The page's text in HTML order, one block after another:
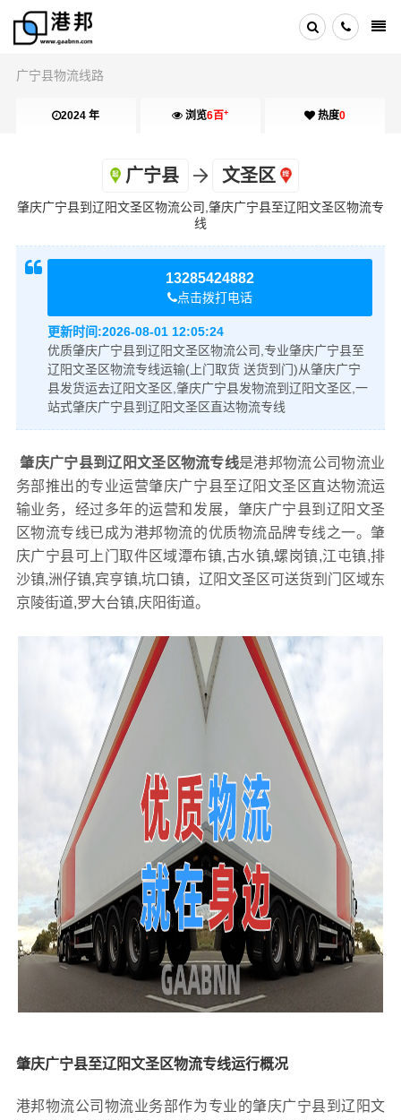
广宁县物流线路
2024 年 浏览6百+ 热度0
广宁县 文圣区
肇庆广宁县到辽阳文圣区物流公司,肇庆广宁县至辽阳文圣区物流专
线
13285424882
点击拨打电话
更新时间:2026-08-01 12:05:24
优质肇庆广宁县到辽阳文圣区物流公司,专业肇庆广宁县至
辽阳文圣区物流专线运输(上门取货 送货到门)从肇庆广宁
县发货运去辽阳文圣区,肇庆广宁县发物流到辽阳文圣区,一
站式肇庆广宁县到辽阳文圣区直达物流专线
肇庆广宁县到辽阳文圣区物流专线是港邦物流公司物流业
务部推出的专业运营肇庆广宁县至辽阳文圣区直达物流运
输业务，经过多年的运营和发展，肇庆广宁县到辽阳文圣
区物流专线已成为港邦物流的优质物流品牌专线之一。肇
庆广宁县可上门取件区域潭布镇,古水镇,螺岗镇,江屯镇,排
沙镇,洲仔镇,宾亨镇,坑口镇，辽阳文圣区可送货到门区域东
京陵街道,罗大台镇,庆阳街道。
肇庆广宁县至辽阳文圣区物流专线运行概况
港邦物流公司物流业务部作为专业的肇庆广宁县到辽阳文